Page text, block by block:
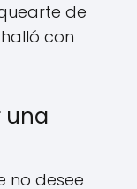
de
con
una
no desee